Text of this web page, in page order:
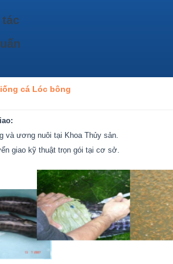
cá Lóc bông
và ương nuôi tại Khoa Thủy sản.
giao kỹ thuật trọn gói tại cơ sở.